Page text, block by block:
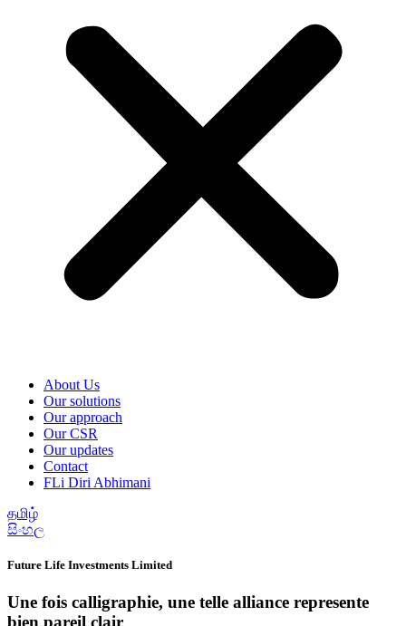
About Us
Our solutions
Our approach
Our CSR
Our updates
Contact
FLi Diri Abhimani
தமிழ்
සිංහල
Future Life Investments Limited
Une fois calligraphie, une telle alliance represente